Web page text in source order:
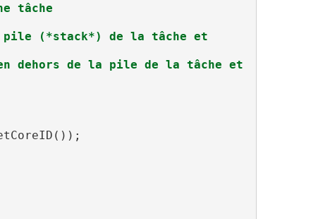
tâche
(*stack*) de la tâche et
dehors de la pile de la tâche et